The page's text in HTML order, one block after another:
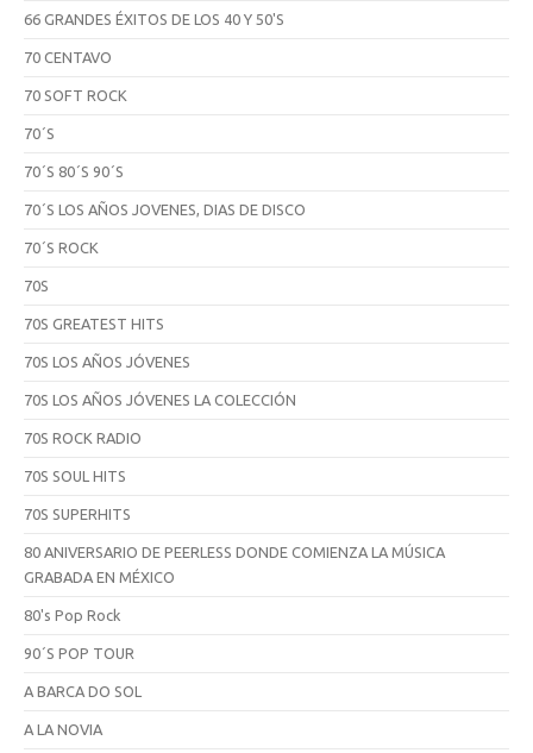
66 GRANDES ÉXITOS DE LOS 40 Y 50'S
70 CENTAVO
70 SOFT ROCK
70´S
70´S 80´S 90´S
70´S LOS AÑOS JOVENES, DIAS DE DISCO
70´S ROCK
70S
70S GREATEST HITS
70S LOS AÑOS JÓVENES
70S LOS AÑOS JÓVENES LA COLECCIÓN
70S ROCK RADIO
70S SOUL HITS
70S SUPERHITS
80 ANIVERSARIO DE PEERLESS DONDE COMIENZA LA MÚSICA
GRABADA EN MÉXICO
80's Pop Rock
90´S POP TOUR
A BARCA DO SOL
A LA NOVIA